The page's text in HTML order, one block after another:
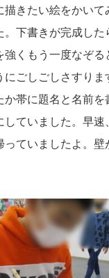
きたい絵をかい
下書きが完成し
くもう一度なぞ
ごしごしさすり
帯に題名と名前
していました。早
ていましたよ。